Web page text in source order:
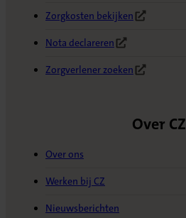
Zorgkosten bekijken
(Opent in nieuw tabblad)
Nota declareren
(Opent in nieuw tabblad)
Zorgverlener zoeken
(Opent in nieuw tabblad)
Over CZ
Over ons
Werken bij CZ
Nieuwsberichten